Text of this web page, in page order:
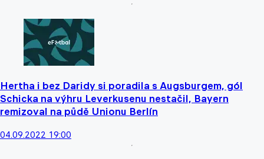
Hertha i bez Daridy si poradila s Augsburgem, gól
Schicka na výhru Leverkusenu nestačil, Bayern
remizoval na půdě Unionu Berlín
04.09.2022 19:00